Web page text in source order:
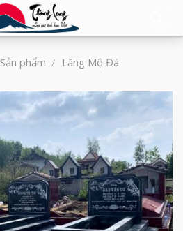
Sản phẩm / Lăng Mộ Đá